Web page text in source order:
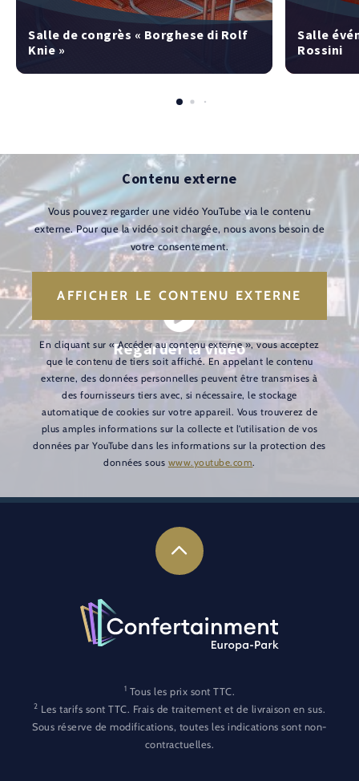
Salle de congrès « Borghese di Rolf
Knie »
Salle
Rossini
Contenu externe
Vous pouvez regarder une vidéo YouTube via le contenu
externe. Pour que la vidéo soit chargée, nous avons besoin de
votre consentement.
AFFICHER LE CONTENU EXTERNE
En cliquant sur « Accéder au contenu externe », vous acceptez
que le contenu de tiers soit affiché. En appelant le contenu
externe, des données personnelles peuvent être transmises à
des fournisseurs tiers avec, si nécessaire, le stockage
automatique de cookies sur votre appareil. Vous trouverez de
plus amples informations sur la collecte et l’utilisation de vos
données par YouTube dans les informations sur la protection des
données sous www.youtube.com.
Regarder la vidéo
1 Tous les prix sont TTC.
2 Les tarifs sont TTC. Frais de traitement et de livraison en sus.
Sous réserve de modifications, toutes les indications sont non-
contractuelles.